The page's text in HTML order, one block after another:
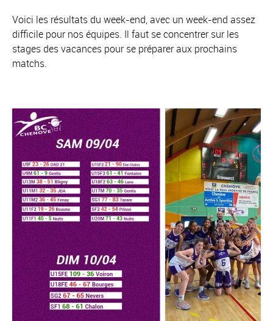
Voici les résultats du week-end, avec un week-end assez
difficile pour nos équipes. Il faut se concentrer sur les
stages des vacances pour se préparer aux prochains
matchs.